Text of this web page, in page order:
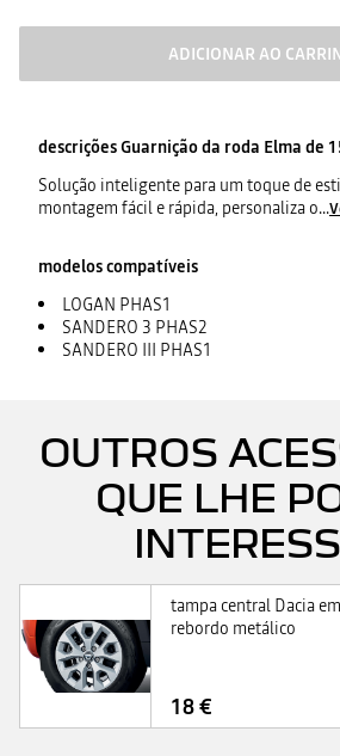
ADICIONAR AO
descriçõesGuarnição da roda Elma de
Solução inteligente para um toque de
montagem fácil e rápida, personaliza o...
modelos compatíveis
LOGAN PHAS1
SANDERO 3 PHAS2
SANDERO III PHAS1
OUTROS
QUE LHE
tampa central Dacia
rebordo metálico
18 €